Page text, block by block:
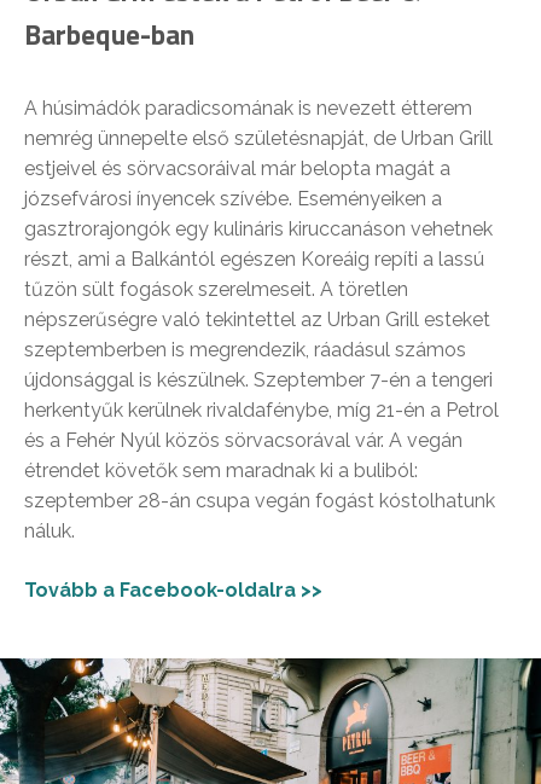
Barbeque-ban
A húsimádók paradicsomának is nevezett étterem
nemrég ünnepelte első születésnapját, de Urban Grill
estjeivel és sörvacsoráival már belopta magát a
józsefvárosi ínyencek szívébe. Eseményeiken a
gasztrorajongók egy kulináris kiruccanáson vehetnek
részt, ami a Balkántól egészen Koreáig repíti a lassú
tűzön sült fogások szerelmeseit. A töretlen
népszerűségre való tekintettel az Urban Grill esteket
szeptemberben is megrendezik, ráadásul számos
újdonsággal is készülnek. Szeptember 7-én a tengeri
herkentyűk kerülnek rivaldafénybe, míg 21-én a Petrol
és a Fehér Nyúl közös sörvacsorával vár. A vegán
étrendet követők sem maradnak ki a buliból:
szeptember 28-án csupa vegán fogást kóstolhatunk
náluk.
Tovább a Facebook-oldalra >>